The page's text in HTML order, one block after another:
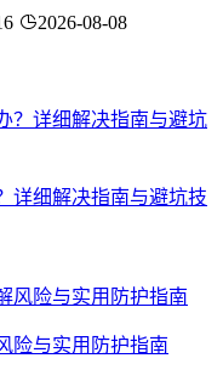
2026-08-08
详细解决指南与避坑技
险与实用防护指南